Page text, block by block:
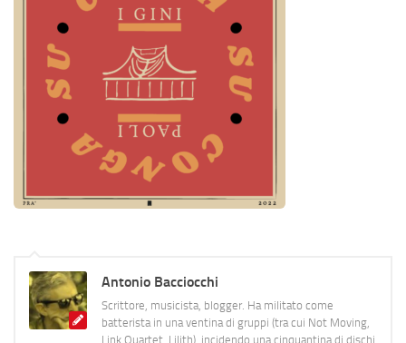
Antonio Bacciocchi
Scrittore, musicista, blogger. Ha militato come
batterista in una ventina di gruppi (tra cui Not Moving,
Link Quartet, Lilith), incidendo una cinquantina di dischi